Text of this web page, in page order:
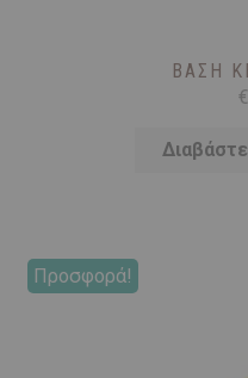
ΒΆΣΗ
€
Προσφορά!